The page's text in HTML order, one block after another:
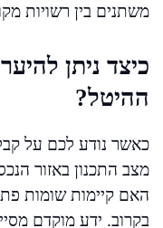
משתנים בין רשויות
כיצד ניתן
ההיטל?
כאשר נודע לכם על
מצב התכנון באזור
האם קיימות שומות
בקרוב. ידע מוקדם